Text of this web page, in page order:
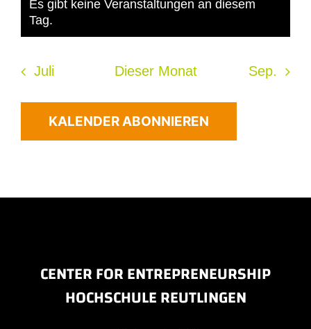
Hinweis
Es gibt keine Veranstaltungen an diesem
Tag.
Juli Dieser Monat Sep.
KALENDER ABONNIEREN
CENTER FOR ENTREPRENEURSHIP
HOCHSCHULE REUTLINGEN